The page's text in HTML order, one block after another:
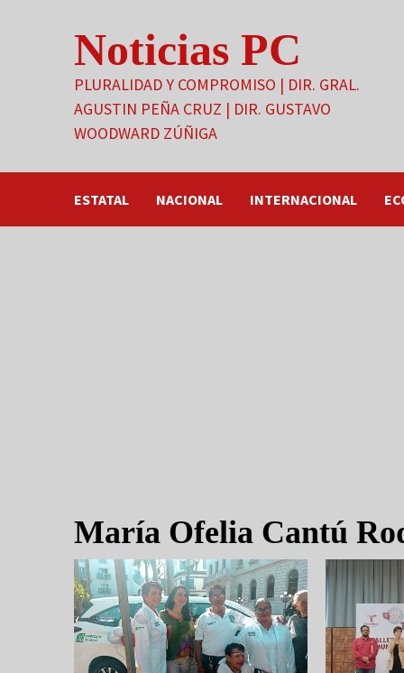
Noticias PC
PLURALIDAD Y COMPROMISO | DIR. GRAL.
AGUSTIN PEÑA CRUZ | DIR. GUSTAVO
WOODWARD ZÚÑIGA
ESTATAL NACIONAL INTERNACIONAL
María Ofelia Cantú